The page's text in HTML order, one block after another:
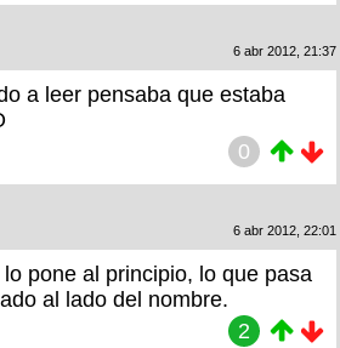
6 abr 2012, 21:37
a leer pensaba que estaba
0
6 abr 2012, 22:01
pone al principio, lo que pasa
al lado del nombre.
2